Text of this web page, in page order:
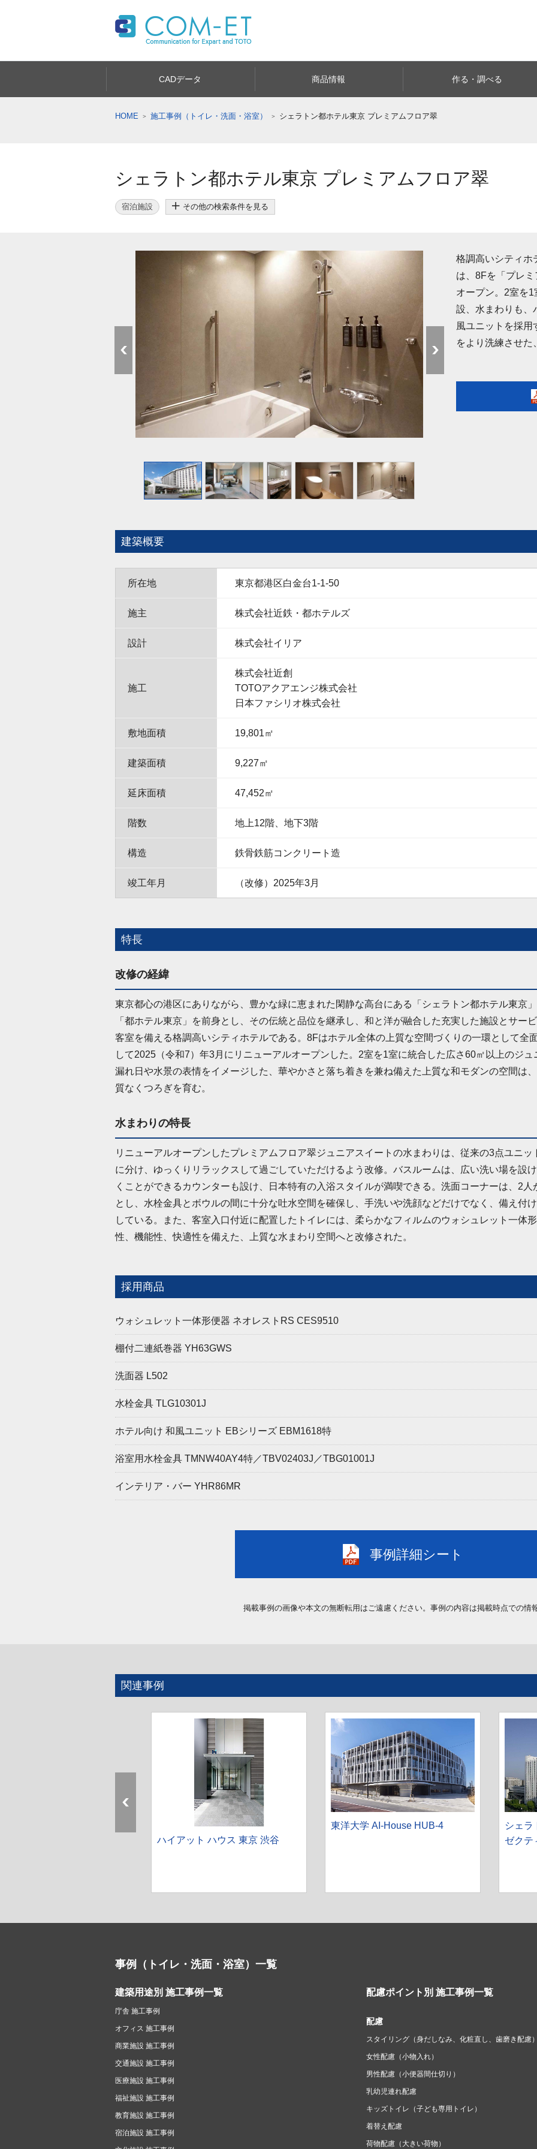
CADデータ 商品情報 作る・調べる
HOME 施工事例（トイレ・洗面・浴室） シェラトン都ホテル東京 プレミアムフロア翠
シェラトン都ホテル東京 プレミアムフロア翠
宿泊施設 その他の検索条件を見る
格調高いシティホ
は、8Fを「プレ
オープン。2室を
設、水まわりも、
風ユニットを採用
をより洗練させた
建築概要
所在地 東京都港区白金台1-1-50
施主 株式会社近鉄・都ホテルズ
設計 株式会社イリア
施工
株式会社近創
TOTOアクアエンジ株式会社
日本ファシリオ株式会社
敷地面積 19,801㎡
建築面積 9,227㎡
延床面積 47,452㎡
階数 地上12階、地下3階
構造 鉄骨鉄筋コンクリート造
竣工年月 （改修）2025年3月
特長
改修の経緯
東京都心の港区にありながら、豊かな緑に恵まれた閑静な高台にある「シェラトン都ホテル東京
「都ホテル東京」を前身とし、その伝統と品位を継承し、和と洋が融合した充実した施設とサー
客室を備える格調高いシティホテルである。8Fはホテル全体の上質な空間づくりの一環として全
して2025（令和7）年3月にリニューアルオープンした。2室を1室に統合した広さ60㎡以上のジ
漏れ日や水景の表情をイメージした、華やかさと落ち着きを兼ね備えた上質な和モダンの空間は
質なくつろぎを育む。
水まわりの特長
リニューアルオープンしたプレミアムフロア翠ジュニアスイートの水まわりは、従来の3点ユニ
に分け、ゆっくりリラックスして過ごしていただけるよう改修。バスルームは、広い洗い場を設
くことができるカウンターも設け、日本特有の入浴スタイルが満喫できる。洗面コーナーは、2
とし、水栓金具とボウルの間に十分な吐水空間を確保し、手洗いや洗顔などだけでなく、備え付
している。また、客室入口付近に配置したトイレには、柔らかなフィルムのウォシュレット一体
性、機能性、快適性を備えた、上質な水まわり空間へと改修された。
採用商品
ウォシュレット一体形便器 ネオレストRS CES9510
棚付二連紙巻器 YH63GWS
洗面器 L502
水栓金具 TLG10301J
ホテル向け 和風ユニット EBシリーズ EBM1618特
浴室用水栓金具 TMNW40AY4特／TBV02403J／TBG01001J
インテリア・バー YHR86MR
事例詳細シート
掲載事例の画像や本文の無断転用はご遠慮ください。事例の内容は掲載時点での情
関連事例
ハイアット ハウス 東京 渋谷
東洋大学 AI-House HUB-4
シェラ
ゼクテ
事例（トイレ・洗面・浴室）一覧
建築用途別 施工事例一覧
庁舎 施工事例
オフィス 施工事例
商業施設 施工事例
交通施設 施工事例
医療施設 施工事例
福祉施設 施工事例
教育施設 施工事例
宿泊施設 施工事例
配慮ポイント別 施工事例一覧
配慮
スタイリング（身だしなみ、化粧直し、歯磨き配慮
女性配慮（小物入れ）
男性配慮（小便器間仕切り）
乳幼児連れ配慮
キッズトイレ（子ども専用トイレ）
着替え配慮
荷物配慮（大きい荷物）